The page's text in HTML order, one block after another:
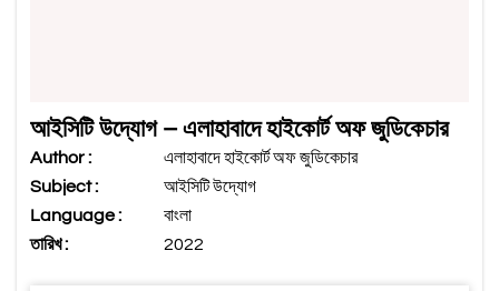
আইসিটি উদ্যোগ – এলাহাবাদে হাইকোর্ট অফ জুডিকেচার
Author :
এলাহাবাদে হাইকোর্ট অফ জুডিকেচার
Subject :
আইসিটি উদ্যোগ
Language :
বাংলা
তারিখ :
2022